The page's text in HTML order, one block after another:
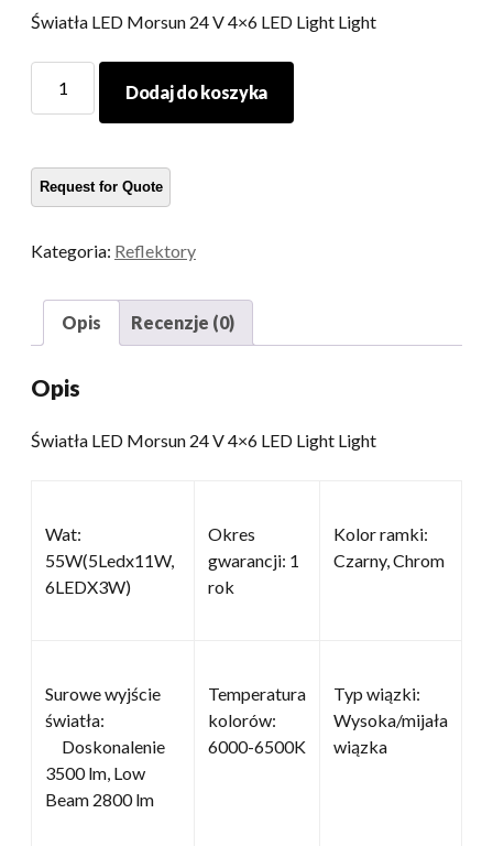
Światła LED Morsun 24 V 4×6 LED Light Light
24V
4x6
LED
Truck
Dodaj do koszyka
Kategoria: Reflektory
Opis Recenzje (0)
Opis
Światła LED Morsun 24 V 4×6 LED Light Light
Wat:
55W(5Ledx11W,
6LEDX3W)
Okres
gwarancji: 1
rok
Kolor ramki:
Czarny, Chrom
Surowe wyjście
światła:
Doskonalenie
3500 lm, Low
Beam 2800 lm
Temperatura
kolorów:
6000-6500K
Typ wiązki:
Wysoka/mijała
wiązka